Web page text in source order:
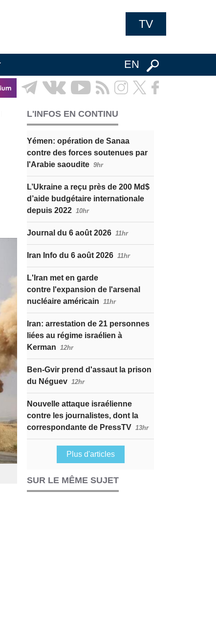
TV
EN
L'INFOS EN CONTINU
Yémen: opération de Sanaa
contre des forces soutenues par
l'Arabie saoudite 9hr
L’Ukraine a reçu près de 200 Md$
d’aide budgétaire internationale
depuis 2022 10hr
Journal du 6 août 2026 11hr
Iran Info du 6 août 2026 11hr
L'Iran met en garde
contre l'expansion de l'arsenal
nucléaire américain 11hr
Iran: arrestation de 21 personnes
liées au régime israélien à
Kerman 12hr
Ben-Gvir prend d'assaut la prison
du Néguev 12hr
Nouvelle attaque israélienne
contre les journalistes, dont la
correspondante de PressTV 13hr
Plus d'articles
SUR LE MÊME SUJET